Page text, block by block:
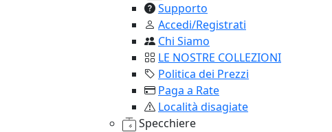
Supporto
Accedi/Registrati
Chi Siamo
LE NOSTRE COLLEZIONI
Politica dei Prezzi
Paga a Rate
Località disagiate
Specchiere